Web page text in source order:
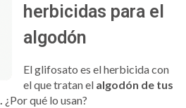
herbicidas para el
algodón
El glifosato es el herbicida con
el que tratan el algodón de tus
¿Por qué lo usan?